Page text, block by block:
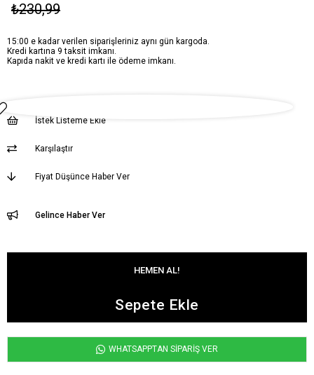
₺230,99
15:00 e kadar verilen siparişleriniz aynı gün kargoda.
Kredi kartına 9 taksit imkanı.
Kapıda nakit ve kredi kartı ile ödeme imkanı.
İstek Listeme Ekle
Karşılaştır
Fiyat Düşünce Haber Ver
Gelince Haber Ver
WHATSAPPTAN SİPARİŞ VER